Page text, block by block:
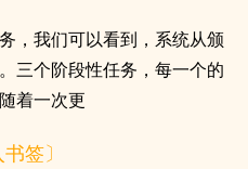
，我们可以看到，系统从颁
三个阶段性任务，每一个的
着一次更
书签〕